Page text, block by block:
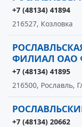
+7 (48134) 41894
216527, Козловка
ФИЛИАЛ ОАО
+7 (48134) 41895
216500, Рославль,
+7 (48134) 20662